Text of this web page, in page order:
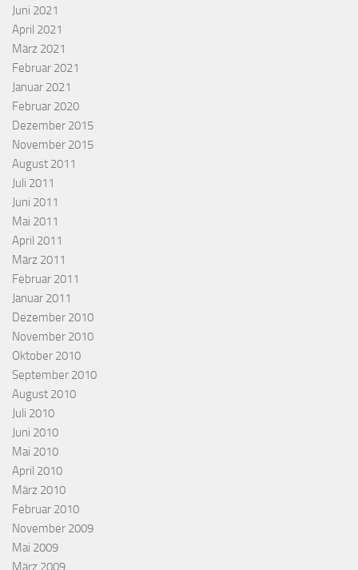
Juni 2021
April 2021
März 2021
Februar 2021
Januar 2021
Februar 2020
Dezember 2015
November 2015
August 2011
Juli 2011
Juni 2011
Mai 2011
April 2011
März 2011
Februar 2011
Januar 2011
Dezember 2010
November 2010
Oktober 2010
September 2010
August 2010
Juli 2010
Juni 2010
Mai 2010
April 2010
März 2010
Februar 2010
November 2009
Mai 2009
März 2009